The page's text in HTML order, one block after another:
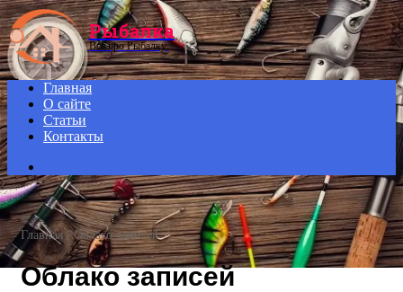
Menu
Рыбалка
Всё про Рыбалку.
Главная
О сайте
Статьи
Контакты
for
Главная /Облако записей
Облако записей